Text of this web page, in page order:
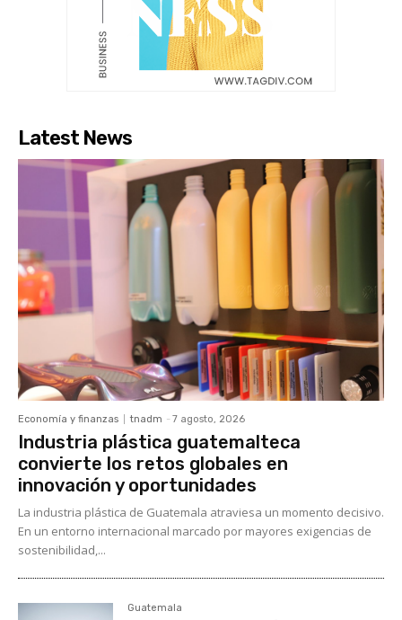
Latest News
Economía y finanzas tnadm - 7 agosto, 2026
Industria plástica guatemalteca
convierte los retos globales en
innovación y oportunidades
La industria plástica de Guatemala atraviesa un momento decisivo.
En un entorno internacional marcado por mayores exigencias de
sostenibilidad,...
Guatemala